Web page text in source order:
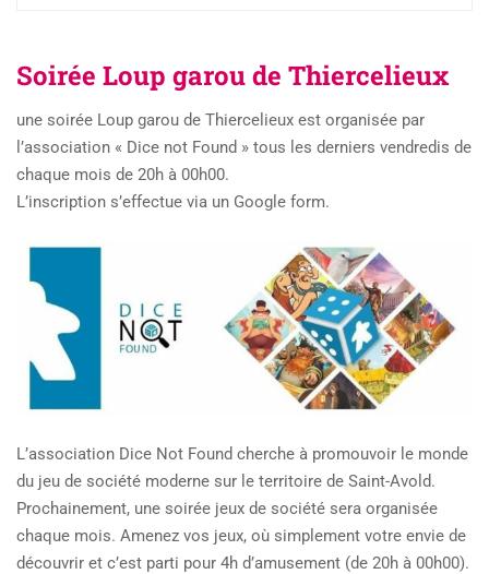
Soirée Loup garou de Thiercelieux
une soirée Loup garou de Thiercelieux est organisée par
l’association « Dice not Found » tous les derniers vendredis de
chaque mois de 20h à 00h00.
L’inscription s’effectue via un Google form.
L’association Dice Not Found cherche à promouvoir le monde
du jeu de société moderne sur le territoire de Saint-Avold.
Prochainement, une soirée jeux de société sera organisée
chaque mois. Amenez vos jeux, où simplement votre envie de
découvrir et c’est parti pour 4h d’amusement (de 20h à 00h00).